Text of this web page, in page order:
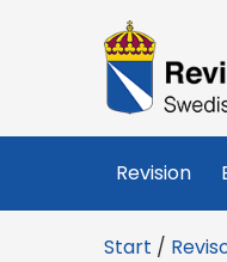
R
e
v
i
Revision
Start /